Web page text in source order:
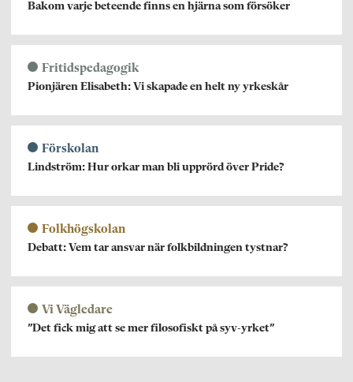
Bakom varje beteende finns en hjärna som försöker
Fritidspedagogik
Pionjären Elisabeth: Vi skapade en helt ny yrkeskår
Förskolan
Lindström: Hur orkar man bli upprörd över Pride?
Folkhögskolan
Debatt: Vem tar ansvar när folkbildningen tystnar?
Vi Vägledare
”Det fick mig att se mer filosofiskt på syv-yrket”